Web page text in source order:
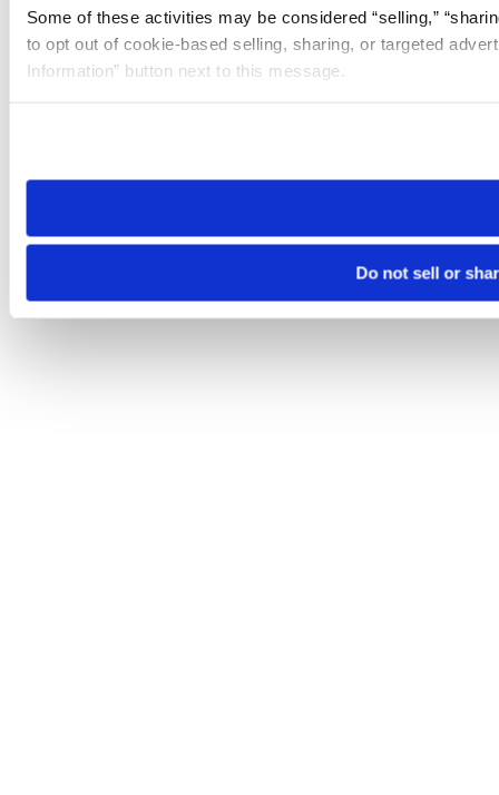
Some of these activities may be considered “selling,”
to opt out of cookie-based selling, sharing, or targeted
Information” button next to this message.
need to be set again.
Do not sell or